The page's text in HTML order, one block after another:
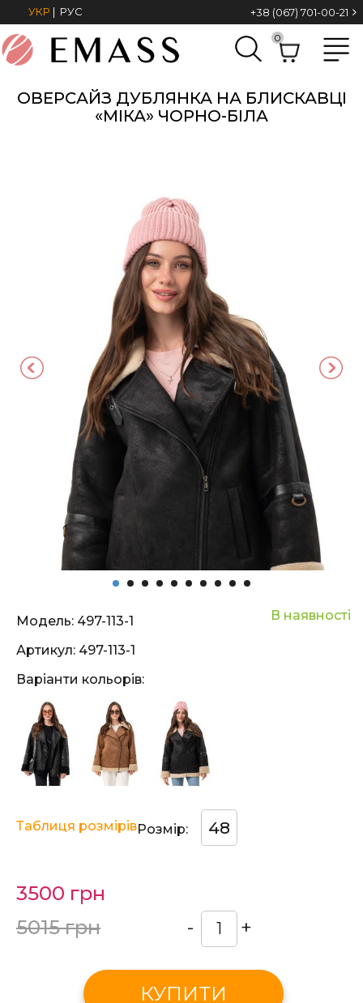
УКР | РУС +38 (067) 701-00-21
0
ОВЕРСАЙЗ ДУБЛЯНКА НА БЛИСКАВЦІ
«МІКА» ЧОРНО-БІЛА
Модель: 497-113-1 В наявності
Артикул: 497-113-1
Варіанти кольорів:
Розмір: 48
Таблиця розмірів
3500 грн
5015 грн
- +
КУПИТИ